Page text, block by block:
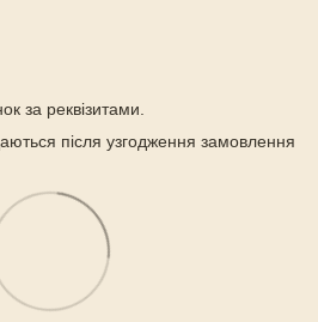
за реквізитами.
після узгодження замовлення